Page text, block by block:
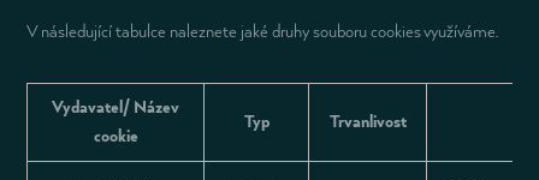
V následující tabulce naleznete jaké druhy souboru cookies využíváme.
Vydavatel/ Název
cookie
Typ Trvanlivost